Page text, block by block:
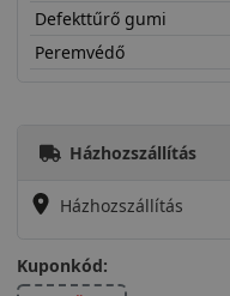
Defekttűrő gumi
Peremvédő
Házhozszállítás
Házhozszállítás
Kuponkód: